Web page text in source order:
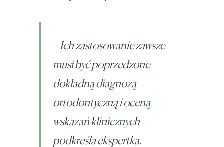
–Ich zastosowanie zawsze
musi być poprzedzone
dokładną diagnozą
ortodontyczną i oceną
wskazań klinicznych–
podkreśla ekspertka.